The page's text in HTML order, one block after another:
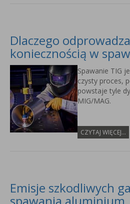
Dlaczego
koniecznością w
Spawanie TIG
czysty proces,
powstaje tyle
MIG/MAG.
CZYTAJ WIĘCEJ...
Emisje szkodliwych